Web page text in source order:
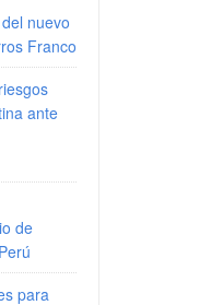
nuevo
Franco
ante
de
para